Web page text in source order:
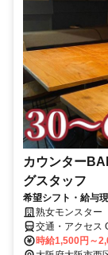
カウンター
グスタッフ
希望シフト・給与
熟女モンスタ
交通・アクセス
30代・40代・50
時給1,500円～